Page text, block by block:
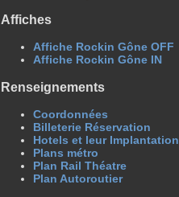
Affiches
Affiche Rockin Gône OFF
Affiche Rockin Gône IN
Renseignements
Coordonnées
Billeterie Réservation
Hotels et leur Implantation
Plans métro
Plan Rail Théatre
Plan Autoroutier